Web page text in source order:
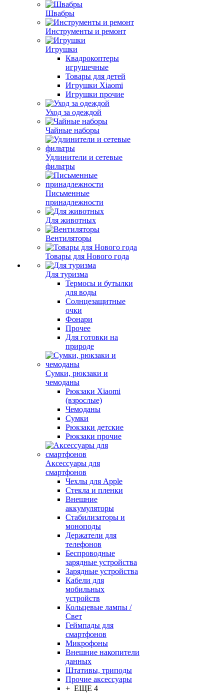
Швабры
Инструменты и ремонт
Игрушки
Квадрокоптеры
игрушечные
Товары для детей
Игрушки Xiaomi
Игрушки прочие
Уход за одеждой
Чайные наборы
Удлинители и сетевые
фильтры
Письменные
принадлежности
Для животных
Вентиляторы
Товары для Нового года
Для туризма
Термосы и бутылки
для воды
Солнцезащитные
очки
Фонари
Прочее
Для готовки на
природе
Сумки, рюкзаки и
чемоданы
Рюкзаки Xiaomi
(взрослые)
Чемоданы
Сумки
Рюкзаки детские
Рюкзаки прочие
Аксессуары для
смартфонов
Чехлы для Apple
Стекла и пленки
Внешние
аккумуляторы
Стабилизаторы и
моноподы
Держатели для
телефонов
Беспроводные
зарядные устройства
Зарядные устройства
Кабели для
мобильных
устройств
Кольцевые лампы /
Свет
Геймпады для
смартфонов
Микрофоны
Внешние накопители
данных
Штативы, триподы
Прочие аксессуары
+ ЕЩЕ 4